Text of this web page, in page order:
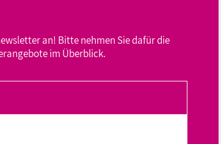
an! Bitte nehmen Sie dafür die
im Überblick.